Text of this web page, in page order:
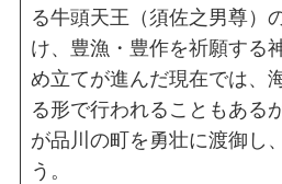
る牛頭天王（須佐之男尊）
け、豊漁・豊作を祈願する
め立てが進んだ現在では、
る形で行われることもある
が品川の町を勇壮に渡御し
う。